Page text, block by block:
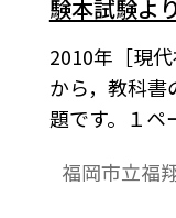
験本試験より
2010年［現
から，教科書
題です。１ペ
福岡市立福